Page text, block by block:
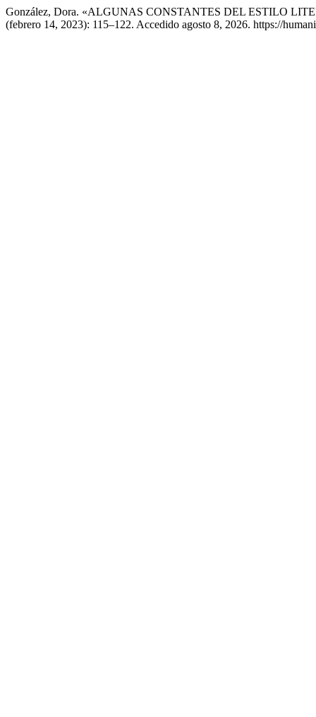
González, Dora. «ALGUNAS CONSTANTES DEL ESTILO
(febrero 14, 2023): 115–122. Accedido agosto 8, 2026. https://